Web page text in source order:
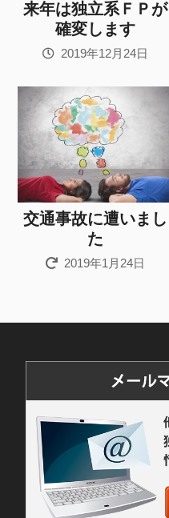
来年は独立系ＦＰが
確変します
2019年12月24日
交通事故に遭いまし
た
2019年1月24日